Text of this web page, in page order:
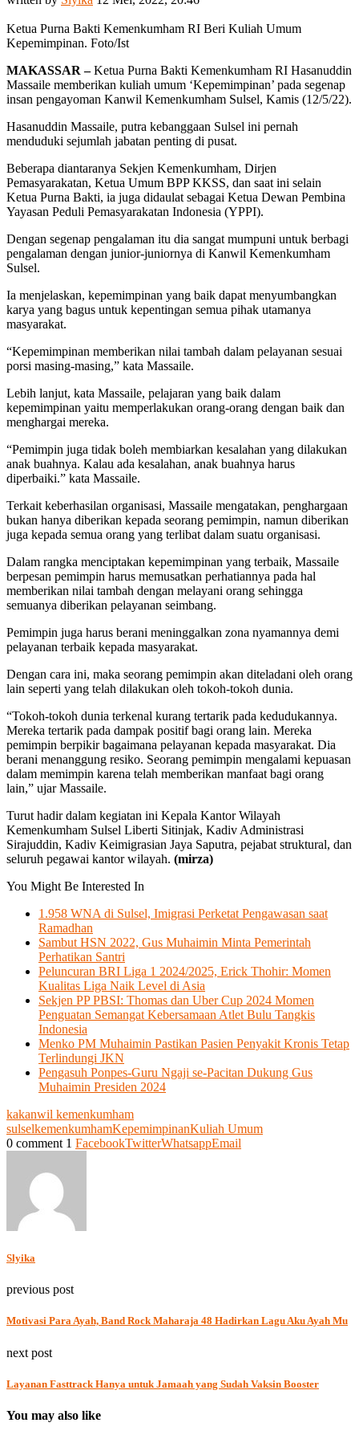
Ketua Purna Bakti Kemenkumham RI Beri Kuliah Umum
Kepemimpinan. Foto/Ist
MAKASSAR –Ketua Purna Bakti Kemenkumham RI Hasanuddin
Massaile memberikan kuliah umum ‘Kepemimpinan’ pada segenap
insan pengayoman Kanwil Kemenkumham Sulsel, Kamis (12/5/22).
Hasanuddin Massaile, putra kebanggaan Sulsel ini pernah
menduduki sejumlah jabatan penting di pusat.
Beberapa diantaranya Sekjen Kemenkumham, Dirjen
Pemasyarakatan, Ketua Umum BPP KKSS, dan saat ini selain
Ketua Purna Bakti, ia juga didaulat sebagai Ketua Dewan Pembina
Yayasan Peduli Pemasyarakatan Indonesia (YPPI).
Dengan segenap pengalaman itu dia sangat mumpuni untuk berbagi
pengalaman dengan junior-juniornya di Kanwil Kemenkumham
Sulsel.
Ia menjelaskan, kepemimpinan yang baik dapat menyumbangkan
karya yang bagus untuk kepentingan semua pihak utamanya
masyarakat.
“Kepemimpinan memberikan nilai tambah dalam pelayanan sesuai
porsi masing-masing,” kata Massaile.
Lebih lanjut, kata Massaile, pelajaran yang baik dalam
kepemimpinan yaitu memperlakukan orang-orang dengan baik dan
menghargai mereka.
“Pemimpin juga tidak boleh membiarkan kesalahan yang dilakukan
anak buahnya. Kalau ada kesalahan, anak buahnya harus
diperbaiki.” kata Massaile.
Terkait keberhasilan organisasi, Massaile mengatakan, penghargaan
bukan hanya diberikan kepada seorang pemimpin, namun diberikan
juga kepada semua orang yang terlibat dalam suatu organisasi.
Dalam rangka menciptakan kepemimpinan yang terbaik, Massaile
berpesan pemimpin harus memusatkan perhatiannya pada hal
memberikan nilai tambah dengan melayani orang sehingga
semuanya diberikan pelayanan seimbang.
Pemimpin juga harus berani meninggalkan zona nyamannya demi
pelayanan terbaik kepada masyarakat.
Dengan cara ini, maka seorang pemimpin akan diteladani oleh orang
lain seperti yang telah dilakukan oleh tokoh-tokoh dunia.
“Tokoh-tokoh dunia terkenal kurang tertarik pada kedudukannya.
Mereka tertarik pada dampak positif bagi orang lain. Mereka
pemimpin berpikir bagaimana pelayanan kepada masyarakat. Dia
berani menanggung resiko. Seorang pemimpin mengalami kepuasan
dalam memimpin karena telah memberikan manfaat bagi orang
lain,” ujar Massaile.
Turut hadir dalam kegiatan ini Kepala Kantor Wilayah
Kemenkumham Sulsel Liberti Sitinjak, Kadiv Administrasi
Sirajuddin, Kadiv Keimigrasian Jaya Saputra, pejabat struktural, dan
seluruh pegawai kantor wilayah. (mirza)
You Might Be Interested In
1.958 WNA di Sulsel, Imigrasi Perketat Pengawasan saat
Ramadhan
Sambut HSN 2022, Gus Muhaimin Minta Pemerintah
Perhatikan Santri
Peluncuran BRI Liga 1 2024/2025, Erick Thohir: Momen
Kualitas Liga Naik Level di Asia
Sekjen PP PBSI: Thomas dan Uber Cup 2024 Momen
Penguatan Semangat Kebersamaan Atlet Bulu Tangkis
Indonesia
Menko PM Muhaimin Pastikan Pasien Penyakit Kronis Tetap
Terlindungi JKN
Pengasuh Ponpes-Guru Ngaji se-Pacitan Dukung Gus
Muhaimin Presiden 2024
kakanwil kemenkumham
sulselkemenkumhamKepemimpinanKuliah Umum
0 comment 1 FacebookTwitterWhatsappEmail
Slyika
previous post
Motivasi Para Ayah, Band Rock Maharaja 48 Hadirkan Lagu Aku Ayah Mu
next post
Layanan Fasttrack Hanya untuk Jamaah yang Sudah Vaksin Booster
You may also like